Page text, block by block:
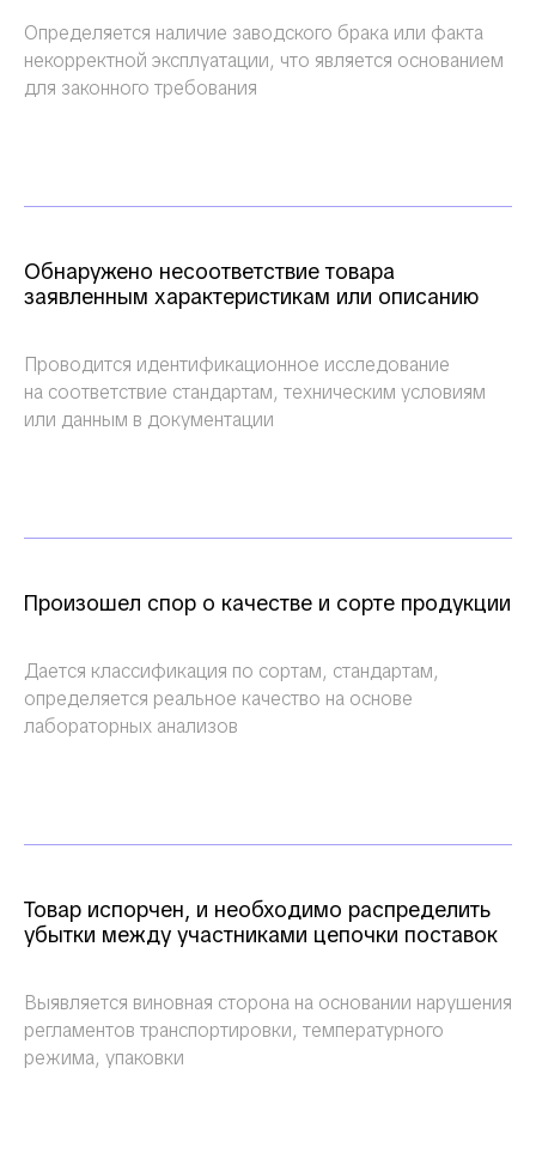
Определяется наличие заводского брака или факта
некорректной эксплуатации, что является основанием
для законного требования
Обнаружено несоответствие товара
заявленным характеристикам или описанию
Проводится идентификационное исследование
на соответствие стандартам, техническим условиям
или данным в документации
Произошел спор о качестве и сорте продукции
Дается классификация по сортам, стандартам,
определяется реальное качество на основе
лабораторных анализов
Товар испорчен, и необходимо распределить
убытки между участниками цепочки поставок
Выявляется виновная сторона на основании нарушения
регламентов транспортировки, температурного
режима, упаковки